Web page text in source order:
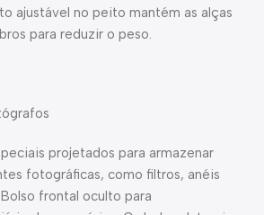
ajustável no peito mantém as alças
para reduzir o peso.
projetados para armazenar
fotográficas, como filtros, anéis
frontal oculto para